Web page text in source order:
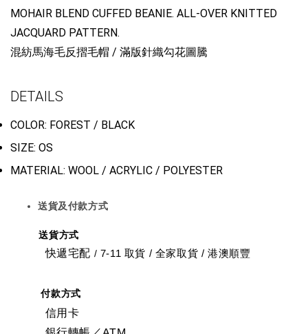
MOHAIR BLEND CUFFED BEANIE. ALL-OVER KNITTED
JACQUARD PATTERN.
混紡馬海毛反摺毛帽 / 滿版針織勾花圖騰
DETAILS
COLOR: FOREST / BLACK
SIZE: OS
MATERIAL: WOOL / ACRYLIC / POLYESTER
送貨及付款方式
送貨方式
快遞宅配 / 7-11 取貨 / 全家取貨 / 港澳順豐
付款方式
信用卡